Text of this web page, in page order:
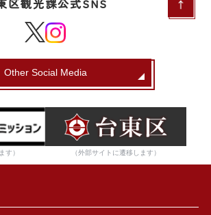
Other Social Media
す） （外部サイトに遷移します）